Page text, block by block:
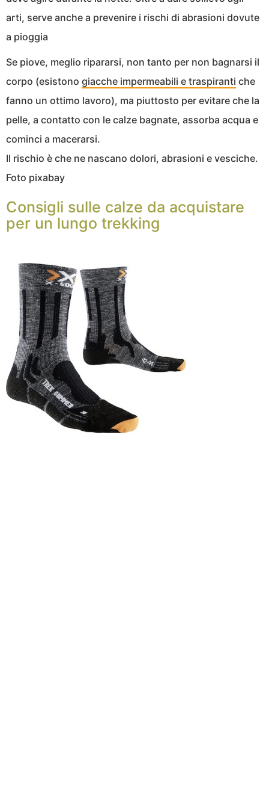
arti, serve anche a prevenire i rischi di abrasioni dovute
a pioggia
Se piove, meglio ripararsi, non tanto per non bagnarsi il
corpo (esistono giacche impermeabili e traspiranti che
fanno un ottimo lavoro), ma piuttosto per evitare che la
pelle, a contatto con le calze bagnate, assorba acqua e
cominci a macerarsi.
Il rischio è che ne nascano dolori, abrasioni e vesciche.
Foto pixabay
Consigli sulle calze da acquistare
per un lungo trekking